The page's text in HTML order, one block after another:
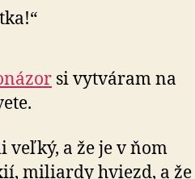
si vytváram na
veľký, a že je v ňom
miliardy hviezd, a že